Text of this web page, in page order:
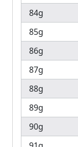
84g
85g
86g
87g
88g
89g
90g